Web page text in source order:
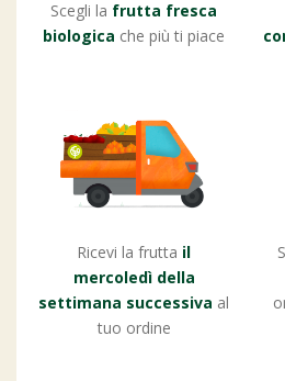
Scegli la frutta fresca
biologica che più ti piace
Ricevi la frutta il
mercoledì della
settimana successiva al
tuo ordine